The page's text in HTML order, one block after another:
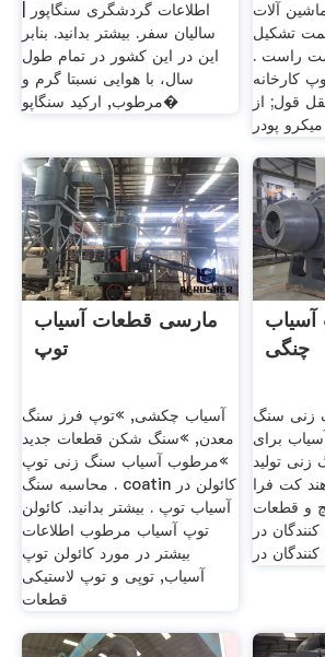
اطلاعات گردشگری سنگاپور |
سالیان سفر. بیشتر بدانید. بنابر
این در این کشور در تمام طول
سال، با هوایی نسبتا گرم و
مرطوب, ارکید سنگاپو�
آلات
تشکیل
راست .
کارخانه
قول; از
پودر
مارسی قطعات آسیاب
توپ
آسیاب چکشی, »توپ فرز سنگ
معدن, »سنگ شکن قطعات جدید
»مرطوب آسیاب سنگ زنی توپ
محاسبه سنگ . coatin کائولن در
آسیاب توپ . بیشتر بدانید. کائولن
توپ آسیاب مرطوب اطلاعات
بیشتر در مورد کائولن توپ
آسیاب, توپی و توپ لاستیکی
قطعات
آسیاب
چنگی
زنی سنگ
برای
تولید
کت فرا
و قطعات
در
در